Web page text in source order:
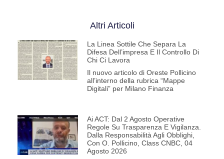
Altri Articoli
La Linea Sottile Che Separa La
Difesa Dell’impresa E Il Controllo Di
Chi Ci Lavora
Il nuovo articolo di Oreste Pollicino
all’interno della rubrica “Mappe
Digitali” per Milano Finanza
Ai ACT: Dal 2 Agosto Operative
Regole Su Trasparenza E Vigilanza.
Dalla Responsabilità Agli Obblighi,
Con O. Pollicino, Class CNBC, 04
Agosto 2026